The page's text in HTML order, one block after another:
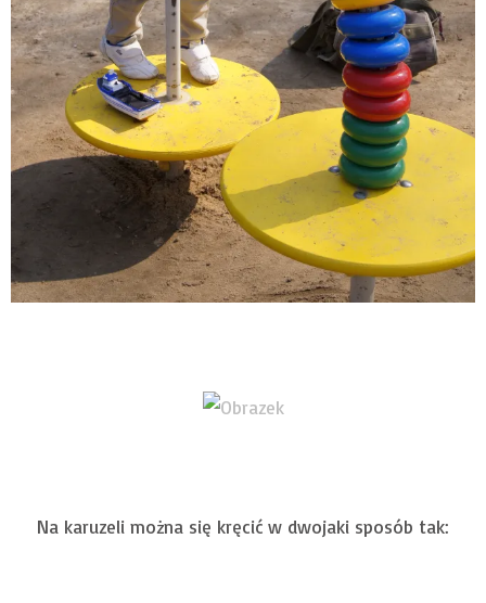
Na karuzeli można się kręcić w dwojaki sposób tak: